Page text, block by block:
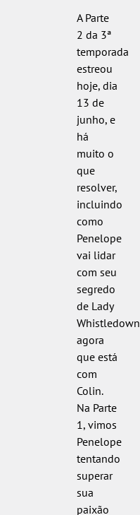
A Parte
2 da 3ª
temporada
estreou
hoje, dia
13 de
junho, e
há
muito o
que
resolver,
incluindo
como
Penelope
vai lidar
com seu
segredo
de Lady
Whistledown
agora
que está
com
Colin.
Na Parte
1, vimos
Penelope
tentando
superar
sua
paixão